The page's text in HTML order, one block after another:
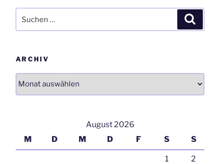
nach:
ARCHIV
August 2026
M
D M D F S S
1
2